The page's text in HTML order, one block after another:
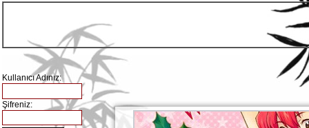
Kullanıcı Adınız:
Şifreniz: